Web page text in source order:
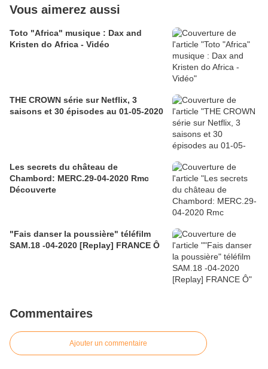
Vous aimerez aussi
Toto "Africa" musique : Dax and
Kristen do Africa - Vidéo
THE CROWN série sur Netflix, 3
saisons et 30 épisodes au 01-05-2020
Les secrets du château de
Chambord: MERC.29-04-2020 Rmc
Découverte
"Fais danser la poussière" téléfilm
SAM.18 -04-2020 [Replay] FRANCE Ô
Commentaires
Ajouter un commentaire